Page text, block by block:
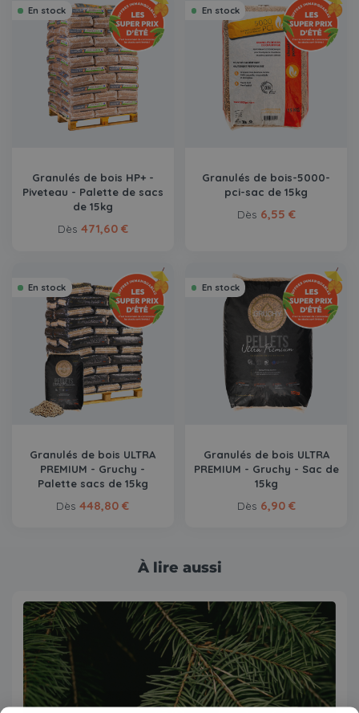
En stock
Granulés de bois HP+ -
Piveteau - Palette de sacs
de 15kg
Dès 471,60 €
En stock
Granulés de bois-5000-
pci-sac de 15kg
Dès 6,55 €
En stock
Granulés de bois ULTRA
PREMIUM - Gruchy -
Palette sacs de 15kg
Dès 448,80 €
En stock
Granulés de bois ULTRA
PREMIUM - Gruchy - Sac de
15kg
Dès 6,90 €
À lire aussi